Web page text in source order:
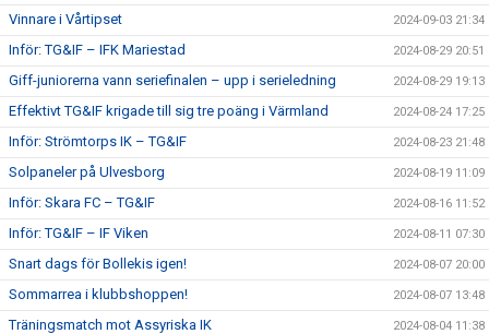
Vinnare i Vårtipset 2024-09-03 21:34
Inför: TG&IF – IFK Mariestad 2024-08-29 20:51
Giff-juniorerna vann seriefinalen – upp i serieledning 2024-08-29 19:13
Effektivt TG&IF krigade till sig tre poäng i Värmland 2024-08-24 17:25
Inför: Strömtorps IK – TG&IF 2024-08-23 21:48
Solpaneler på Ulvesborg 2024-08-19 11:09
Inför: Skara FC – TG&IF 2024-08-16 11:52
Inför: TG&IF – IF Viken 2024-08-11 07:30
Snart dags för Bollekis igen! 2024-08-07 20:00
Sommarrea i klubbshoppen! 2024-08-07 13:48
Träningsmatch mot Assyriska IK 2024-08-04 11:38